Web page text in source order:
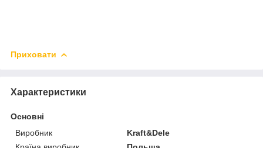
Приховати
Характеристики
Основні
Виробник
Kraft&Dele